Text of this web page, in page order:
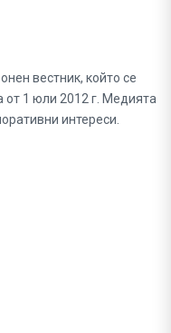
вестник, който се
от 1 юли 2012 г. Медията
интереси.